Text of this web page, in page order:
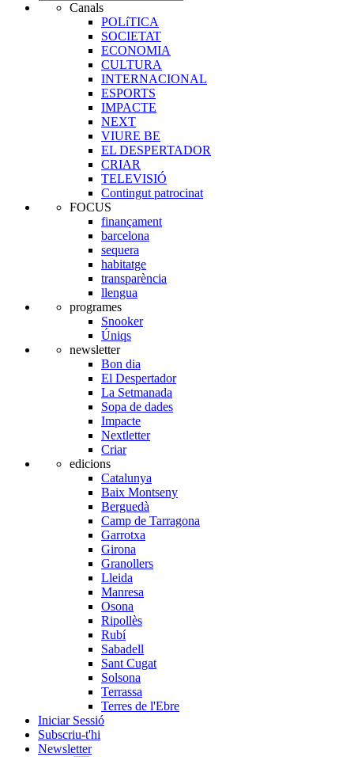
Canals
POLíTICA
SOCIETAT
ECONOMIA
CULTURA
INTERNACIONAL
ESPORTS
IMPACTE
NEXT
VIURE BE
EL DESPERTADOR
CRIAR
TELEVISIÓ
Contingut patrocinat
FOCUS
finançament
barcelona
sequera
habitatge
transparència
llengua
programes
Snooker
Úniqs
newsletter
Bon dia
El Despertador
La Setmanada
Sopa de dades
Impacte
Nextletter
Criar
edicions
Catalunya
Baix Montseny
Berguedà
Camp de Tarragona
Garrotxa
Girona
Granollers
Lleida
Manresa
Osona
Ripollès
Rubí
Sabadell
Sant Cugat
Solsona
Terrassa
Terres de l'Ebre
Iniciar Sessió
Subscriu-t'hi
Newsletter